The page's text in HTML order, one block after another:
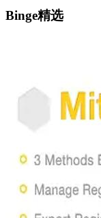
Binge精选